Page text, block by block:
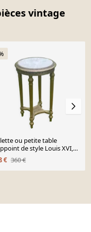
vintage
ou petite table
de style Louis XVI,
marbre - H 77 cm
€ 360 €